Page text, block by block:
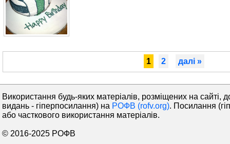
1 2 далі »
Використання будь-яких матеріалів, розміщених на сайті,
видань - гіперпосилання) на РОФВ (rofv.org). Посилання
або часткового використання матеріалів.
© 2016-2025 РОФВ